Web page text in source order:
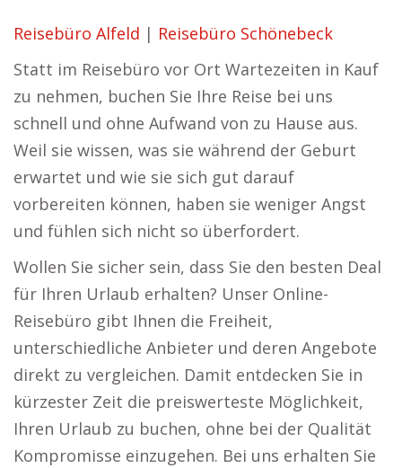
Reisebüro Alfeld | Reisebüro Schönebeck
Statt im Reisebüro vor Ort Wartezeiten in Kauf
zu nehmen, buchen Sie Ihre Reise bei uns
schnell und ohne Aufwand von zu Hause aus.
Weil sie wissen, was sie während der Geburt
erwartet und wie sie sich gut darauf
vorbereiten können, haben sie weniger Angst
und fühlen sich nicht so überfordert.
Wollen Sie sicher sein, dass Sie den besten Deal
für Ihren Urlaub erhalten? Unser Online-
Reisebüro gibt Ihnen die Freiheit,
unterschiedliche Anbieter und deren Angebote
direkt zu vergleichen. Damit entdecken Sie in
kürzester Zeit die preiswerteste Möglichkeit,
Ihren Urlaub zu buchen, ohne bei der Qualität
Kompromisse einzugehen. Bei uns erhalten Sie